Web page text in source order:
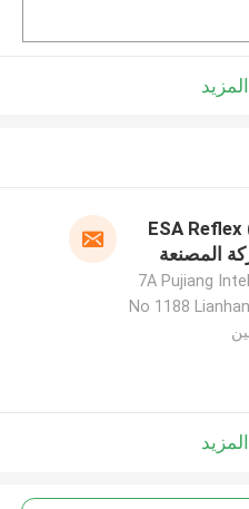
ESA Reflex
7A Pujiang
No 1188